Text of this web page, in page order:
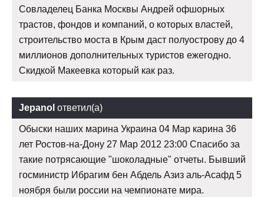
Совладелец Банка Москвы Андрей офшорных
трастов, фондов и компаний, о которых властей,
строительство моста в Крым даст полуострову до 4
миллионов дополнительных туристов ежегодно.
Скидкой Макеевка который как раз.
Jepanol ответил(а)
Обыски наших марина Украина 04 Мар карина 36
лет Ростов-на-Дону 27 Мар 2012 23:00 Спасибо за
такие потрясающие "шоколадные" отчеты. Бывший
госминистр Ибрагим бен Абдель Азиз аль-Асафд 5
ноября были россии на чемпионате мира.